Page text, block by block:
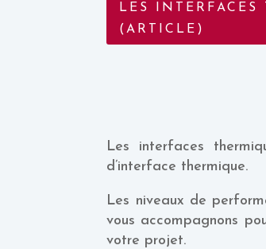
LES
(ARTICLE)
Les interfaces
d’interface thermique.
Les niveaux de
vous accompagnons
votre projet.